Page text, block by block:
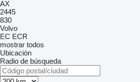
AX
2445
830
Volvo
EC ECR
mostrar todos
Ubicación
Radio de búsqueda